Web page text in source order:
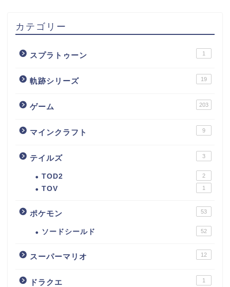
カテゴリー
スプラトゥーン 1
軌跡シリーズ 19
ゲーム 203
マインクラフト 9
テイルズ 3
TOD2 2
TOV 1
ポケモン 53
ソードシールド 52
スーパーマリオ 12
ドラクエ 1